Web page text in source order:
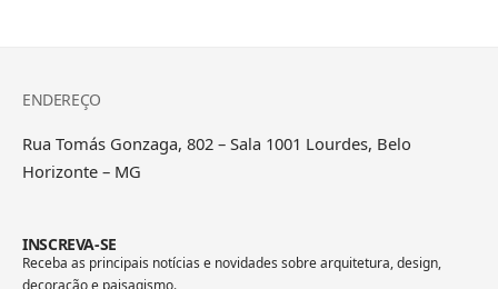
ENDEREÇO
Rua Tomás Gonzaga, 802 – Sala 1001 Lourdes, Belo
Horizonte – MG
INSCREVA-SE
Receba as principais notícias e novidades sobre arquitetura, design,
decoração e paisagismo.